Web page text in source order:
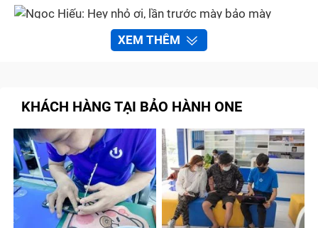
Ngọc Hiếu: Hey nhỏ ơi, lần trước mày bảo mày bán
TPHCM đó hả. Đến Trung Tâm Bảo Hành One đi. Mà
trung tâm đó có nhiều chi nhánh lắm, mày lên mạng
search, thấy chỗ nào thuận tiện thì ghé. Mà mày muốn
bán cái gì vậy
Ngọc Hiếu: Chiếc iPhone 7 của tao bị dính iCloud rồi,
tiền mở khá chát, mà cuối tuần rồi sinh nhật tao được
XEM THÊM
KHÁCH HÀNG TẠI BẢO HÀNH ONE